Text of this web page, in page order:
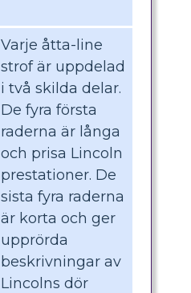
Varje åtta-line
strof är uppdelad
i två skilda delar.
De fyra första
raderna är långa
och prisa Lincoln
prestationer. De
sista fyra raderna
är korta och ger
upprörda
beskrivningar av
Lincolns dör